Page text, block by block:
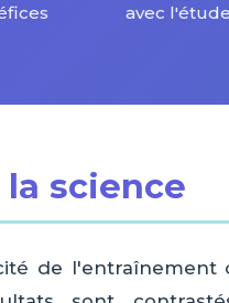
avec
la science
de